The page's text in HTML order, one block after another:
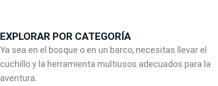
EXPLORAR POR CATEGORÍA
Ya sea en el bosque o en un barco, necesitas llevar el
cuchillo y la herramienta multiusos adecuados para la
aventura.